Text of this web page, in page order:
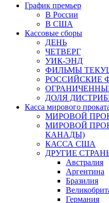
График премьер
В России
В США
Кассовые сборы
ДЕНЬ
ЧЕТВЕРГ
УИК-ЭНД
ФИЛЬМЫ
РОССИЙСКИЕ
ДОЛЯ
Касса мирового
МИРОВОЙ
МИРОВОЙ
КАНАДЫ)
КАССА США
ДРУГИЕ
Австралия
Аргентина
Бразилия
Германия